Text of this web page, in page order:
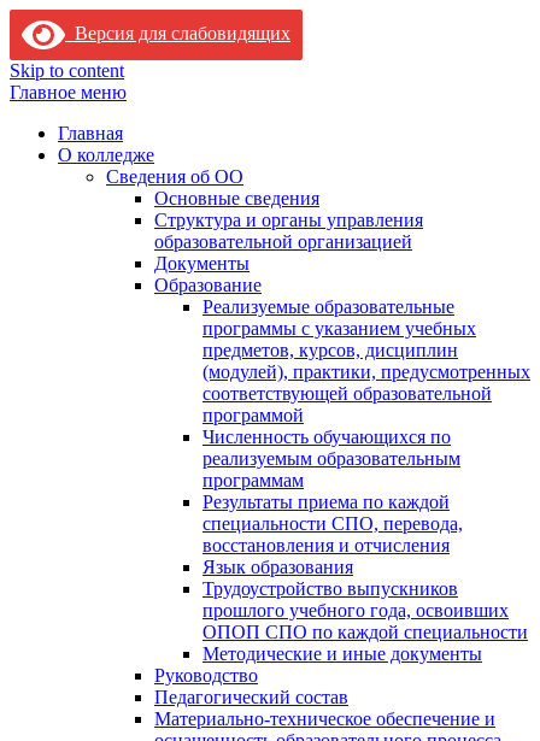
Версия для слабовидящих
Skip to content
Главное меню
Главная
О колледже
Сведения об ОО
Основные сведения
Структура и органы управления
образовательной организацией
Документы
Образование
Реализуемые образовательные
программы с указанием учебных
предметов, курсов, дисциплин
(модулей), практики, предусмотренных
соответствующей образовательной
программой
Численность обучающихся по
реализуемым образовательным
программам
Результаты приема по каждой
специальности СПО, перевода,
восстановления и отчисления
Язык образования
Трудоустройство выпускников
прошлого учебного года, освоивших
ОПОП СПО по каждой специальности
Методические и иные документы
Руководство
Педагогический состав
Материально-техническое обеспечение и